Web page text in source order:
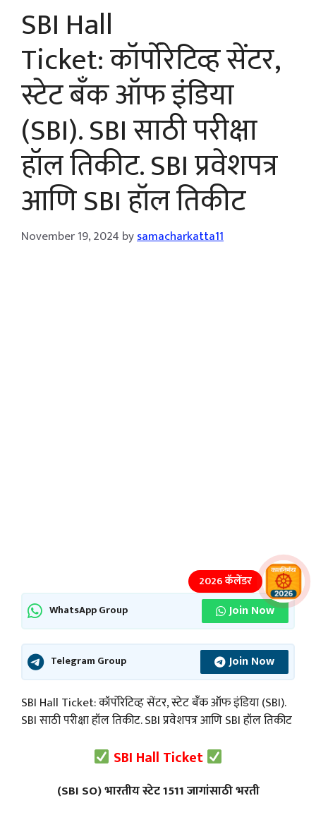
SBI Hall
Ticket: कॉर्पोरेटिव्ह सेंटर,
स्टेट बँक ऑफ इंडिया
(SBI). SBI साठी परीक्षा
हॉल तिकीट. SBI प्रवेशपत्र
आणि SBI हॉल तिकीट
November 19, 2024 bysamacharkatta11
WhatsApp Group Join Now
Telegram Group Join Now
SBI Hall Ticket: कॉर्पोरेटिव्ह सेंटर, स्टेट बँक ऑफ इंडिया (SBI).
SBI साठी परीक्षा हॉल तिकीट. SBI प्रवेशपत्र आणि SBI हॉल तिकीट
SBI Hall Ticket
(SBI SO) भारतीय स्टेट 1511 जागांसाठी भरती
2026 कॅलेंडर